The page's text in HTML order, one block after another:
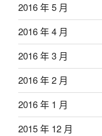
2016 年 5 月
2016 年 4 月
2016 年 3 月
2016 年 2 月
2016 年 1 月
2015 年 12 月